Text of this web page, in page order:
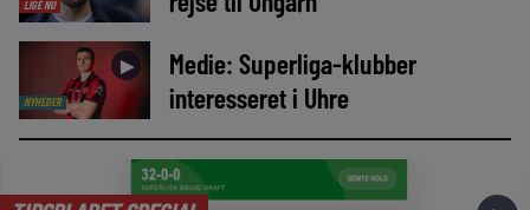
LIGE NU
NYHEDER
►
Medie: Superliga-klubber
interesseret i Uhre